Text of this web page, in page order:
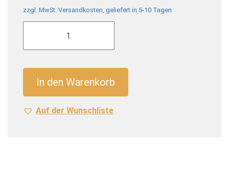
zzgl. MwSt. Versandkosten, geliefert in 5-10 Tagen
Ghost
Sour
Zero
(12
x
In den Warenkorb
Auf der Wunschliste